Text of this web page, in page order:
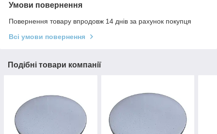
Умови повернення
Повернення товару впродовж 14 днів за рахунок покупця
Всі умови повернення
Подібні товари компанії